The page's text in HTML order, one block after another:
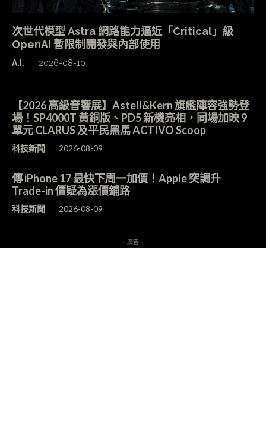
次世代模型 Astra 網路能力逼近「Critical」級
OpenAI 暫限制開發與內部使用
A.I. 2026-08-10
【2026 高級音響展】Astell&Kern 旗艦陣容強勢登
場！SP4000T 黃銅版、PD5 新機亮相，同場加映 9
單元 CLARUS 及平民黑馬 ACTIVO Scoop
科技新聞 2026-08-09
傳 iPhone 17 最快下周一加價！Apple 突調升
Trade-in 價疑為漲價鋪路
科技新聞 2026-08-09
- 廣告 -